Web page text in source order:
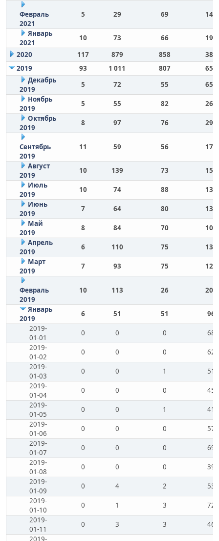
Февраль
2021
5 29 69 149
Январь
2021
10 73 66
191
2020
117 879 858
384
2019
93 1 011 807
658
Декабрь
2019
5 72 55
658
Ноябрь
2019
5 55 82
268
Октябрь
2019
8 97 76 294
Сентябрь
2019
11 59 56 175
Август
2019
10 139 73
156
Июль
2019
10 74 88
133
Июнь
2019
7 64 80
132
Май
2019
8 84 70
103
Апрель
2019
6 110 75
130
Март
2019
7 93 75 127
Февраль
2019
10 113 26 202
Январь
2019
6 51 51
96
2019-
01-01
0 0 0
68
2019-
01-02
0 0 0
62
2019-
01-03
0 0 1
51
2019-
01-04
0 0 0
45
2019-
01-05
0 0 1
41
2019-
01-06
0 0 0
57
2019-
01-07
0 0 0
69
2019-
01-08
0 0 0
39
2019-
01-09
0 4 2
53
2019-
01-10
0 1 3
72
2019-
01-11
0 3 3
46
2019-